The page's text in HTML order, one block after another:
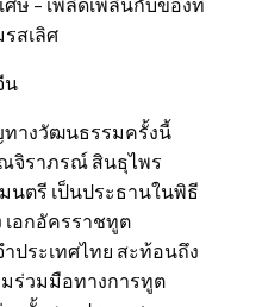
สเลิศ
น
ทางวัฒนธรรมครั้งนี้
จิราภรณ์ สินธุไพร
นตรี เป็นประธานในพิธี
เอกอัครราชทูต
ประเทศไทย สะท้อนถึง
ร่วมมือทางการทูต